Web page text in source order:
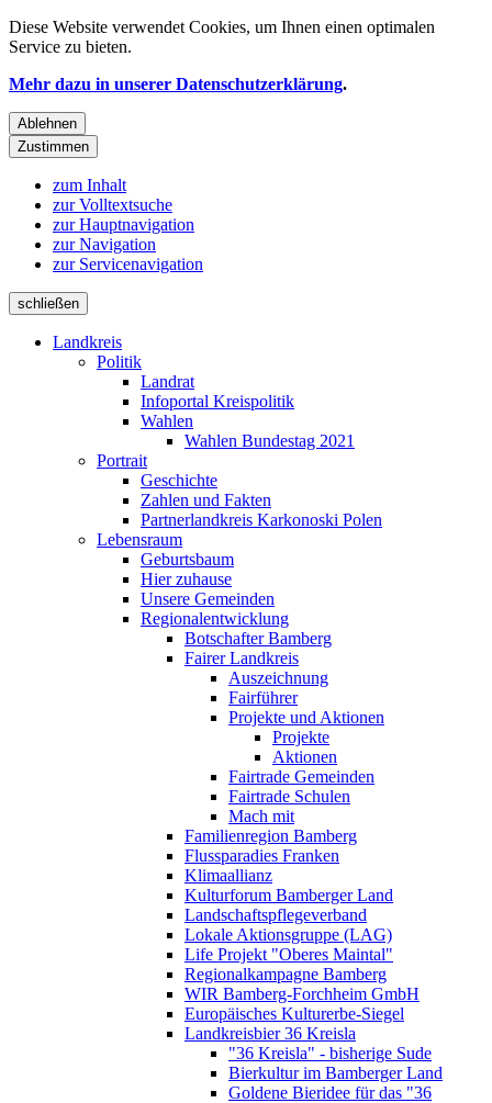
Diese Website verwendet Cookies, um Ihnen einen optimalen
Service zu bieten.
Mehr dazu in unserer Datenschutzerklärung.
Ablehnen
Zustimmen
zum Inhalt
zur Volltextsuche
zur Hauptnavigation
zur Navigation
zur Servicenavigation
schließen
Landkreis
Politik
Landrat
Infoportal Kreispolitik
Wahlen
Wahlen Bundestag 2021
Portrait
Geschichte
Zahlen und Fakten
Partnerlandkreis Karkonoski Polen
Lebensraum
Geburtsbaum
Hier zuhause
Unsere Gemeinden
Regionalentwicklung
Botschafter Bamberg
Fairer Landkreis
Auszeichnung
Fairführer
Projekte und Aktionen
Projekte
Aktionen
Fairtrade Gemeinden
Fairtrade Schulen
Mach mit
Familienregion Bamberg
Flussparadies Franken
Klimaallianz
Kulturforum Bamberger Land
Landschaftspflegeverband
Lokale Aktionsgruppe (LAG)
Life Projekt "Oberes Maintal"
Regionalkampagne Bamberg
WIR Bamberg-Forchheim GmbH
Europäisches Kulturerbe-Siegel
Landkreisbier 36 Kreisla
"36 Kreisla" - bisherige Sude
Bierkultur im Bamberger Land
Goldene Bieridee für das "36